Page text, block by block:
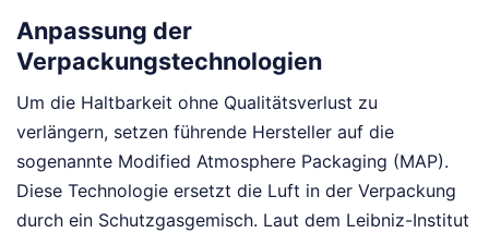
Anpassung der
Verpackungstechnologien
Um die Haltbarkeit ohne Qualitätsverlust zu
verlängern, setzen führende Hersteller auf die
sogenannte Modified Atmosphere Packaging (MAP).
Diese Technologie ersetzt die Luft in der Verpackung
durch ein Schutzgasgemisch. Laut dem Leibniz-Institut